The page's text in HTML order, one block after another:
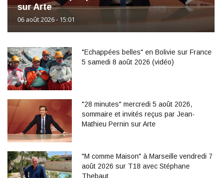
sur Arte
06 août 2026 - 15:01
"Echappées belles" en Bolivie sur France
5 samedi 8 août 2026 (vidéo)
"28 minutes" mercredi 5 août 2026,
sommaire et invités reçus par Jean-
Mathieu Pernin sur Arte
"M comme Maison" à Marseille vendredi 7
août 2026 sur T18 avec Stéphane
Thebaut